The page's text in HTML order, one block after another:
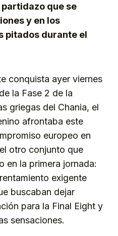
partidazo que se
y en los
pitados durante el
conquista ayer viernes
la Fase 2 de la
griegas del Chania, el
afrontaba este
europeo en
otro conjunto que
en la primera jornada:
exigente
buscaban dejar
para la Final Eight y
sensaciones.